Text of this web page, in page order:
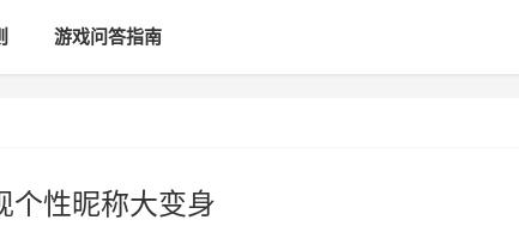
游戏问答指南
个性昵称大变身